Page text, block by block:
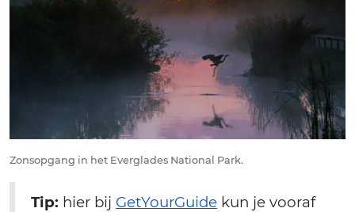
Zonsopgang in het Everglades National Park.
Tip: hier bij GetYourGuide kun je vooraf